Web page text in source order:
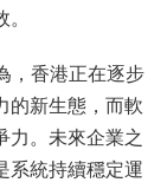
，香港正在逐步
的新生態，而軟
力。未來企業之
系統持續穩定運